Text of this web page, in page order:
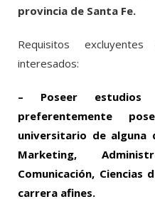
provincia de Santa Fe.
Requisitos
interesados:
– Poseer estudios
preferentemente
universitario de alguna
Marketing,
Comunicación, Ciencias
carrera afines.